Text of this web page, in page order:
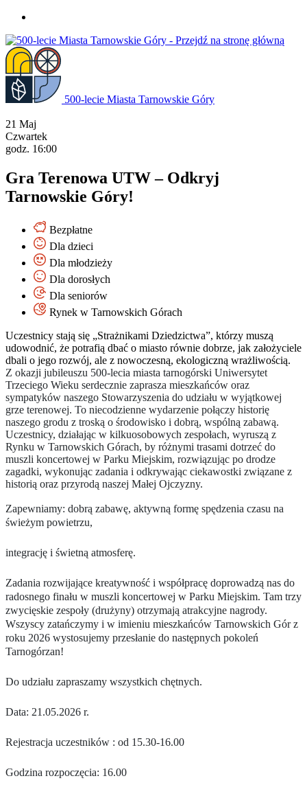
treści
500-lecie Miasta Tarnowskie Góry
21 Maj
Czwartek
godz. 16:00
Gra Terenowa UTW – Odkryj
Tarnowskie Góry!
Bezpłatne
Dla dzieci
Dla młodzieży
Dla dorosłych
Dla seniorów
Rynek w Tarnowskich Górach
Uczestnicy stają się „Strażnikami Dziedzictwa”, którzy muszą
udowodnić, że potrafią dbać o miasto równie dobrze, jak założyciele
dbali o jego rozwój, ale z nowoczesną, ekologiczną wrażliwością.
Z okazji jubileuszu 500-lecia miasta tarnogórski Uniwersytet
Trzeciego Wieku serdecznie zaprasza mieszkańców oraz
sympatyków naszego Stowarzyszenia do udziału w wyjątkowej
grze terenowej. To niecodzienne wydarzenie połączy historię
naszego grodu z troską o środowisko i dobrą, wspólną zabawą.
Uczestnicy, działając w kilkuosobowych zespołach, wyruszą z
Rynku w Tarnowskich Górach, by różnymi trasami dotrzeć do
muszli koncertowej w Parku Miejskim, rozwiązując po drodze
zagadki, wykonując zadania i odkrywając ciekawostki związane z
historią oraz przyrodą naszej Małej Ojczyzny.
Zapewniamy: dobrą zabawę, aktywną formę spędzenia czasu na
świeżym powietrzu,
integrację i świetną atmosferę.
Zadania rozwijające kreatywność i współpracę doprowadzą nas do
radosnego finału w muszli koncertowej w Parku Miejskim. Tam trzy
zwycięskie zespoły (drużyny) otrzymają atrakcyjne nagrody.
Wszyscy zatańczymy i w imieniu mieszkańców Tarnowskich Gór z
roku 2026 wystosujemy przesłanie do następnych pokoleń
Tarnogórzan!
Do udziału zapraszamy wszystkich chętnych.
Data: 21.05.2026 r.
Rejestracja uczestników : od 15.30-16.00
Godzina rozpoczęcia: 16.00